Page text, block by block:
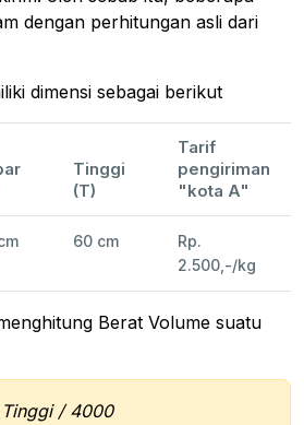
dengan perhitungan asli dari
dimensi sebagai berikut
Tinggi
(T)
Tarif
pengiriman
"kota A"
60 cm
Rp.
2.500,-/kg
Berat Volume suatu
/ 4000